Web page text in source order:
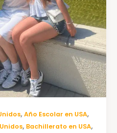
,Año Escolar en USA,
, Bachillerato en USA,